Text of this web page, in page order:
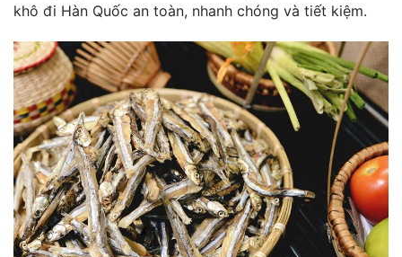
khô đi Hàn Quốc an toàn, nhanh chóng và tiết kiệm.